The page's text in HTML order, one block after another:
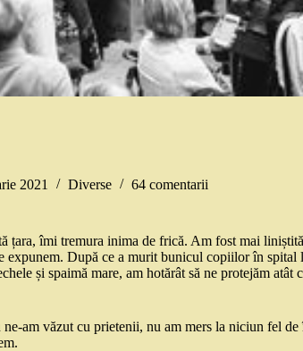
2021 Diverse 64 comentarii
țara, îmi tremura inima de frică. Am fost mai
expunem. După ce a murit bunicul copiilor în
și spaimă mare, am hotărât să ne protejăm atât
am văzut cu prietenii, nu am mers la niciun fel